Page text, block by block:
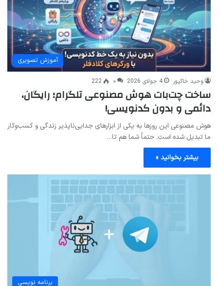
آموزش تصویری
وحید خاکپور 4 جولای 2026 ۰ 222
ساخت چت‌بات هوش مصنوعی تلگرام؛ رایگان،
دائمی و بدون کدنویسی!
هوش مصنوعی این روزها به یکی از ابزارهای جدایی‌ناپذیر زندگی و کسب‌وکار
ما تبدیل شده است. حتماً شما هم تا…
بیشتر بخوانید »
برنامه نویسی